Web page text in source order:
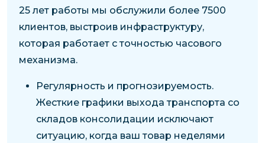
25 лет работы мы обслужили более 7500
клиентов, выстроив инфраструктуру,
которая работает с точностью часового
механизма.
Регулярность и прогнозируемость.
Жесткие графики выхода транспорта со
складов консолидации исключают
ситуацию, когда ваш товар неделями